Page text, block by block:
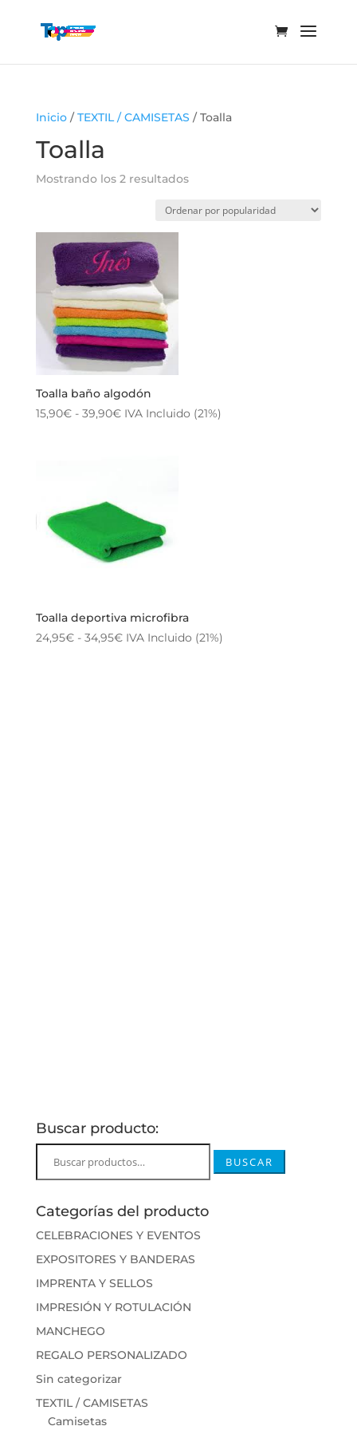
Inicio/TEXTIL / CAMISETAS / Toalla
Toalla
Mostrando los 2 resultadosOrdenado
popularidad
Toalla baño algodón
15,90€ - 39,90€Rango
hasta
39,90€
IVA Incluido (21%)
Toalla deportiva microfibra
24,95€ - 34,95€Rango
IVA Incluido (21%)
Buscar producto:
por:
BUSCAR
Categorías del producto
CELEBRACIONES Y EVENTOS
EXPOSITORES Y BANDERAS
IMPRENTA Y SELLOS
IMPRESIÓN Y ROTULACIÓN
MANCHEGO
REGALO PERSONALIZADO
Sin categorizar
TEXTIL / CAMISETAS
Camisetas